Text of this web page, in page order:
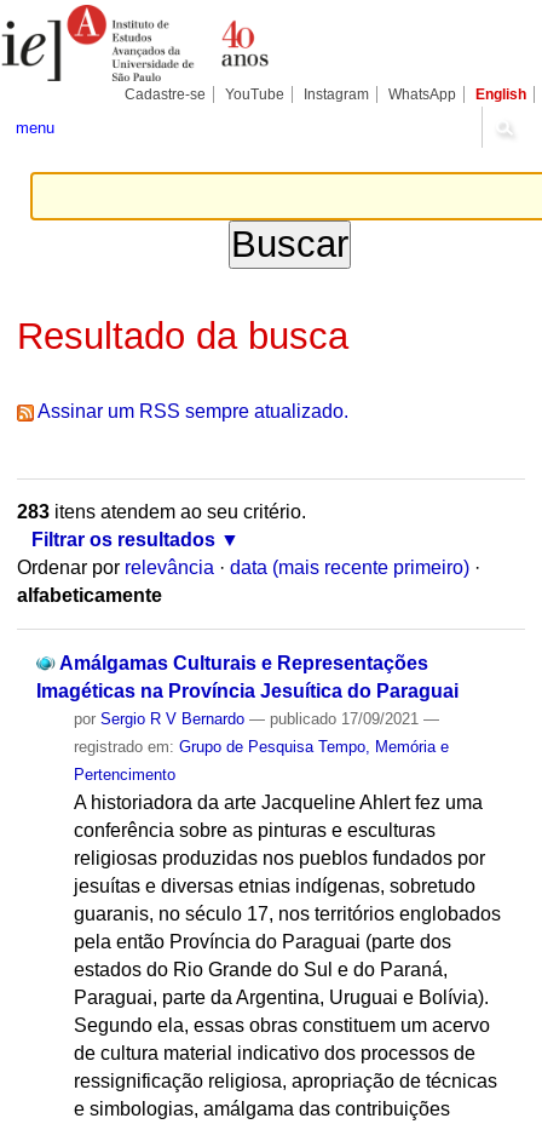
para
conteúdo.
Pessoais
Cadastre-se YouTube Instagram WhatsApp English
menu
Resultado da busca
Assinar um RSS sempre atualizado.
283itens atendem ao seu critério.
Filtrar os resultados
Ordenar por relevância · data (mais recente primeiro) ·
alfabeticamente
Amálgamas Culturais e Representações
Imagéticas na Província Jesuítica do Paraguai
por Sergio R V Bernardo — publicado17/09/2021 —
registrado em: Grupo de Pesquisa Tempo, Memória e
Pertencimento
A historiadora da arte Jacqueline Ahlert fez uma
conferência sobre as pinturas e esculturas
religiosas produzidas nos pueblos fundados por
jesuítas e diversas etnias indígenas, sobretudo
guaranis, no século 17, nos territórios englobados
pela então Província do Paraguai (parte dos
estados do Rio Grande do Sul e do Paraná,
Paraguai, parte da Argentina, Uruguai e Bolívia).
Segundo ela, essas obras constituem um acervo
de cultura material indicativo dos processos de
ressignificação religiosa, apropriação de técnicas
e simbologias, amálgama das contribuições